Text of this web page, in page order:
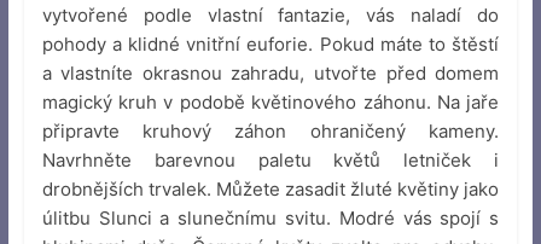
vytvořené podle vlastní fantazie, vás naladí do
pohody a klidné vnitřní euforie. Pokud máte to štěstí
a vlastníte okrasnou zahradu, utvořte před domem
magický kruh v podobě květinového záhonu. Na jaře
připravte kruhový záhon ohraničený kameny.
Navrhněte barevnou paletu květů letniček i
drobnějších trvalek. Můžete zasadit žluté květiny jako
úlitbu Slunci a slunečnímu svitu. Modré vás spojí s